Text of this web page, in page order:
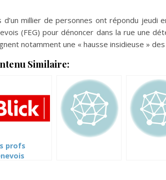
d’un millier de personnes ont répondu jeudi
(FEG) pour dénoncer dans la rue une
notamment une « hausse insidieuse »
Similaire:
profs